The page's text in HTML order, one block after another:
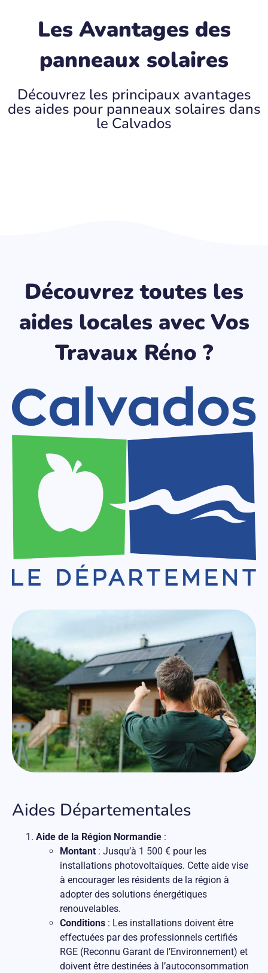
Les Avantages des
panneaux solaires
Découvrez les principaux avantages
des aides pour panneaux solaires dans
le Calvados
Découvrez toutes les
aides locales avec Vos
Travaux Réno ?
Aides Départementales
Aide de la Région Normandie :
Montant : Jusqu’à 1 500 € pour les
installations photovoltaïques. Cette aide vise
à encourager les résidents de la région à
adopter des solutions énergétiques
renouvelables.
Conditions : Les installations doivent être
effectuées par des professionnels certifiés
RGE (Reconnu Garant de l’Environnement) et
doivent être destinées à l’autoconsommation